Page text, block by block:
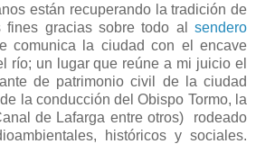
están recuperando la tradición de
gracias sobre todo al
sendero
comunica la ciudad con el encave
río; un lugar que reúne a mi juicio el
de patrimonio civil de la ciudad
la conducción del Obispo Tormo, la
de Lafarga entre otros) rodeado
históricos y sociales.